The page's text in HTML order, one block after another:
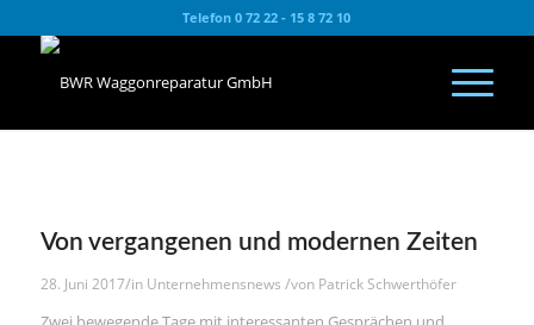
Telefon 0 72 22 - 15 8 72 10
Von vergangenen und modernen Zeiten
28. Juni 2017/in Unternehmensnews /von Patrick Schwerthöfer